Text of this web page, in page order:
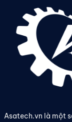
Asatech.vn là một